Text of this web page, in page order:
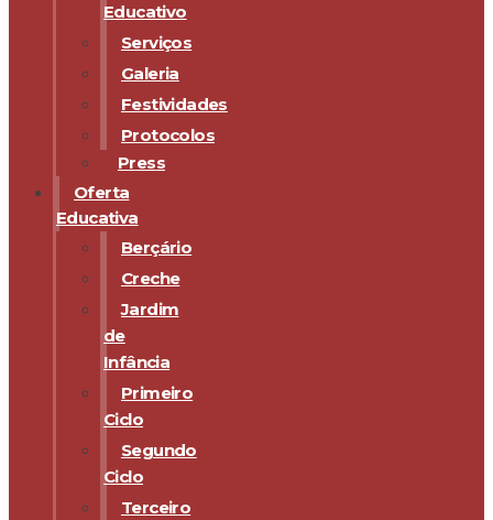
Educativo
Serviços
Galeria
Festividades
Protocolos
Press
Oferta
Educativa
Berçário
Creche
Jardim
de
Infância
Primeiro
Ciclo
Segundo
Ciclo
Terceiro